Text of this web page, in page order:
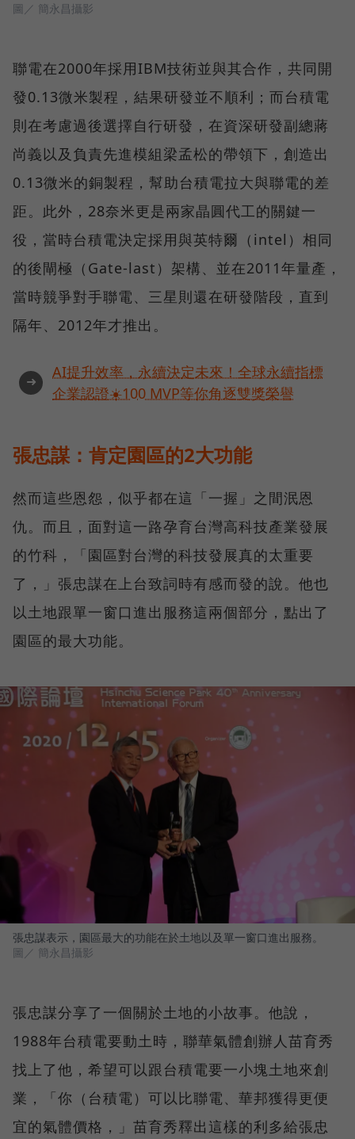
圖／ 簡永昌攝影
聯電在2000年採用IBM技術並與其合作，共同開
發0.13微米製程，結果研發並不順利；而台積電
則在考慮過後選擇自行研發，在資深研發副總蔣
尚義以及負責先進模組梁孟松的帶領下，創造出
0.13微米的銅製程，幫助台積電拉大與聯電的差
距。此外，28奈米更是兩家晶圓代工的關鍵一
役，當時台積電決定採用與英特爾（intel）相同
的後閘極（Gate-last）架構、並在2011年量產，
當時競爭對手聯電、三星則還在研發階段，直到
隔年、2012年才推出。
➜
AI提升效率，永續決定未來！全球永續指標
企業認證☀️100 MVP等你角逐雙獎榮譽
張忠謀：肯定園區的2大功能
然而這些恩怨，似乎都在這「一握」之間泯恩
仇。而且，面對這一路孕育台灣高科技產業發展
的竹科，「園區對台灣的科技發展真的太重要
了，」張忠謀在上台致詞時有感而發的說。他也
以土地跟單一窗口進出服務這兩個部分，點出了
園區的最大功能。
張忠謀表示，園區最大的功能在於土地以及單一窗口進出服務。
圖／ 簡永昌攝影
張忠謀分享了一個關於土地的小故事。他說，
1988年台積電要動土時，聯華氣體創辦人苗育秀
找上了他，希望可以跟台積電要一小塊土地來創
業，「你（台積電）可以比聯電、華邦獲得更便
宜的氣體價格，」苗育秀釋出這樣的利多給張忠